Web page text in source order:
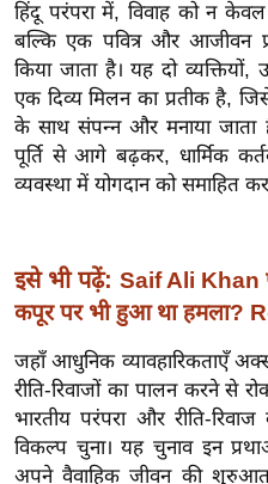
प
र
मि
सा
ल
सा
ल
श
ख्सि
य
त
यं
हिंदू परंपरा में, विवाह को न
बल्कि एक पवित्र और आजीवन
किया जाता है। यह दो
एक दिव्य मिलन का प्रतीक है, जिसे
के साथ संपन्न और मनाया जाता
पूर्ति से आगे बढ़कर, धार्मिक
व्यवस्था में योगदान को समाहित
इसे भी पढ़ें: Saif Ali Khan
कपूर पर भी हुआ था हमला?
जहाँ आधुनिक व्यावहारिकताएँ
रीति-रिवाजों का पालन करने से
भारतीय परंपरा और रीति-
विकल्प चुना। यह चुनाव इन
अपने वैवाहिक जीवन की